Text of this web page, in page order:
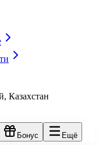
Казахстан
Бонус Ещё